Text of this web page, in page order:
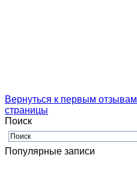
Вернуться к первым отзывам
страницы
Поиск
Популярные записи